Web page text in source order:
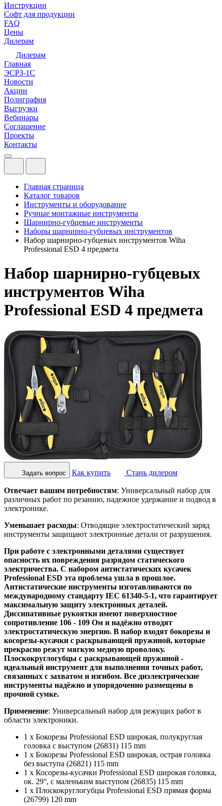
Инструкции
Софт для продукции
FAQ
Цены
Дилерам
Дилерам
Главная
ЭСРЗ-1С
Новости
Акции
Полиграфия
Выгрузки
Вебинары
Соглашение
Проекты
Контакты
Главная страница
Каталог товаров
Инструменты и оборудование
Ручные монтажные инструменты
Шарнирно-губцевые инструменты
Наборы шарнирно-губцевых инструментов
Набор шарнирно-губцевых инструментов Wiha
Professional ESD 4 предмета
Набор шарнирно-губцевых
инструментов Wiha
Professional ESD 4 предмета
Задать вопрос Как купить Стань дилером
Отвечает вашим потребностям: Универсальный набор для
различных работ по резанию, надежное удержание и подвод в
электронике.
Уменьшает расходы: Отводящие электростатический заряд
инструменты защищают электронные детали от разрушения.
При работе с электронными деталями существует
опасность их повреждения разрядом статического
электричества. С набором антистатических кусачек
Professional ESD эта проблема ушла в прошлое.
Антистатические инструменты изготавливаются по
международному стандарту IEC 61340-5-1, что гарантирует
максимальную защиту электронных деталей.
Диссипативные рукоятки имеют поверхностное
сопротивление 106 - 109 Ом и надёжно отводят
электростатическую энергию. В набор входят бокорезы и
косорезы-кусачки с раскрывающей пружиной, которые
прекрасно режут мягкую медную проволоку.
Плоскокруглогубцы с раскрывающей пружиной -
идеальный инструмент для выполнения точных работ,
связанных с захватом и изгибом. Все диэлектрические
инструменты надёжно и упорядоченно размещены в
прочной сумке.
Применение: Универсальный набор для режущих работ в
области электроники.
1 x Бокорезы Professional ESD широкая, полукруглая
головка с выступом (26831) 115 mm
1 x Бокорезы Professional ESD широкая, острая головка
без выступа (26821) 115 mm
1 x Косорезы-кусачки Professional ESD широкая головка,
ок. 29°, с маленьким выступом (26835) 115 mm
1 x Плоскокруглогубцы Professional ESD прямая форма
(26799) 120 mm